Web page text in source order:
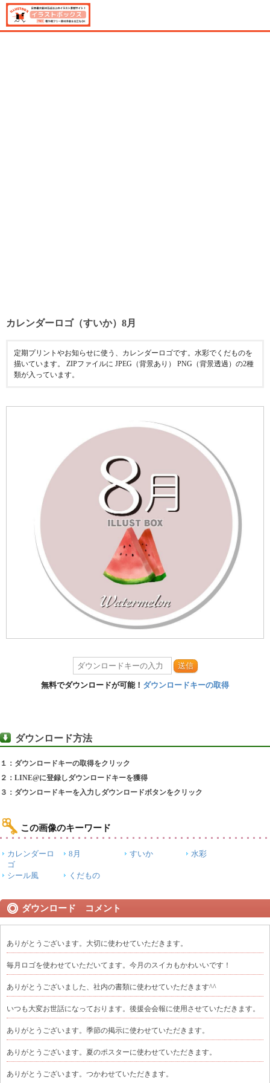
カレンダーロゴ（すいか）8月
定期プリントやお知らせに使う、カレンダーロゴです。水彩でくだものを
描いています。 ZIPファイルに JPEG（背景あり） PNG（背景透過）の2種
類が入っています。
送信
無料でダウンロードが可能！ ダウンロードキーの取得
ダウンロード方法
１：ダウンロードキーの取得をクリック
２：LINE@に登録しダウンロードキーを獲得
３：ダウンロードキーを入力しダウンロードボタンをクリック
この画像のキーワード
カレンダーロ
ゴ
8月 すいか 水彩
シール風 くだもの
ダウンロード コメント
ありがとうございます。大切に使わせていただきます。
毎月ロゴを使わせていただいてます。今月のスイカもかわいいです！
ありがとうございました、社内の書類に使わせていただきます^^
いつも大変お世話になっております。後援会会報に使用させていただきます。
ありがとうございます。季節の掲示に使わせていただきます。
ありがとうございます。夏のポスターに使わせていただきます。
ありがとうございます。つかわせていただきます。